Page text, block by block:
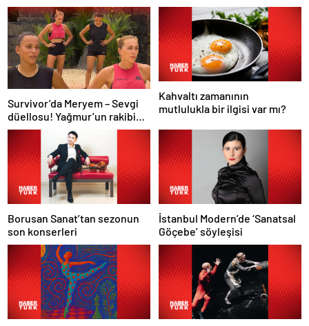
Survivor’da Meryem – Sevgi
düellosu! Yağmur’un rakibi
belli oldu
Kahvaltı zamanının
mutlulukla bir ilgisi var mı?
Borusan Sanat’tan sezonun
son konserleri
İstanbul Modern’de ‘Sanatsal
Göçebe’ söyleşisi